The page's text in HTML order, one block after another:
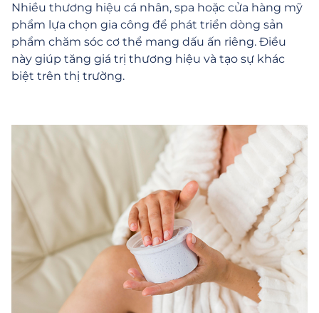
Nhiều thương hiệu cá nhân, spa hoặc cửa hàng mỹ
phẩm lựa chọn gia công để phát triển dòng sản
phẩm chăm sóc cơ thể mang dấu ấn riêng. Điều
này giúp tăng giá trị thương hiệu và tạo sự khác
biệt trên thị trường.